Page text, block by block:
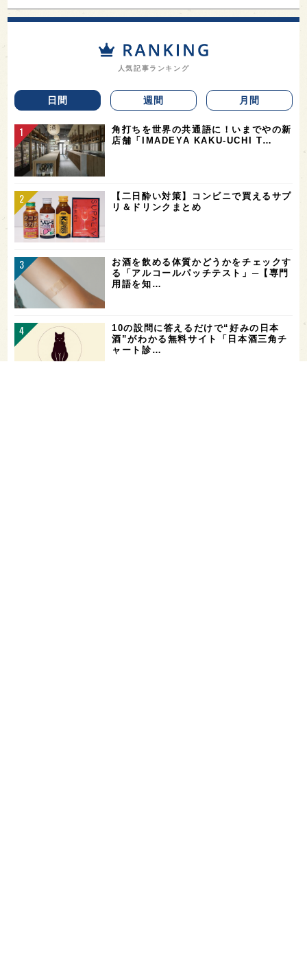
人気記事ランキング
日間 週間 月間
角打ちを世界の共通語に！いまでやの新
店舗「IMADEYA KAKU-UCHI T…
【二日酔い対策】コンビニで買えるサプ
リ＆ドリンクまとめ
お酒を飲める体質かどうかをチェックす
る「アルコールパッチテスト」─【専門
用語を知…
10の設問に答えるだけで“好みの日本
酒”がわかる無料サイト「日本酒三角チ
ャート診…